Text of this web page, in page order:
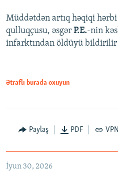
Müddətdən artıq həqiqi
qulluqçusu, əsgər P.E.-nin
infarktından öldüyü bildirilir
Ətraflı burada oxuyun
Paylaş PDF
İyun 30, 2026